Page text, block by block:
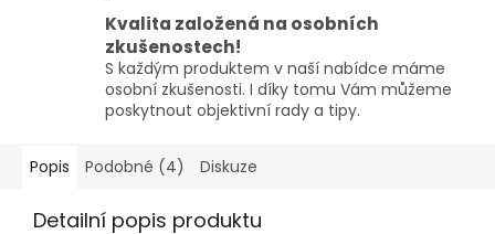
Kvalita založená na osobních
zkušenostech!
S každým produktem v naší nabídce máme
osobní zkušenosti. I díky tomu Vám můžeme
poskytnout objektivní rady a tipy.
Popis Podobné (4) Diskuze
Detailní popis produktu